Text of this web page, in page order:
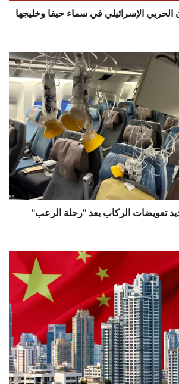
الإسرائيلي في سماء حيفا وخليجها
تعويضات الركاب بعد "رحلة الرعب"